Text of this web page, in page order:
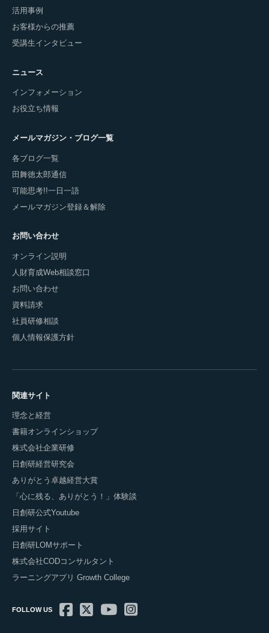
活用事例
お客様からの推薦
受講生インタビュー
ニュース
インフォメーション
お役立ち情報
メールマガジン・ブログ一覧
各ブログ一覧
田舞徳太郎通信
可能思考!!一日一語
メールマガジン登録＆解除
お問い合わせ
オンライン説明
人財育成Web相談窓口
お問い合わせ
資料請求
社員研修相談
個人情報保護方針
関連サイト
理念と経営
書籍オンラインショップ
株式会社企業研修
日創研経営研究会
ありがとう卓越経営大賞
「心に残る、ありがとう！」体験談
日創研公式Youtube
採用サイト
日創研LOMサポート
株式会社CODコンサルタント
ラーニングアプリ Growth College
FOLLOW US